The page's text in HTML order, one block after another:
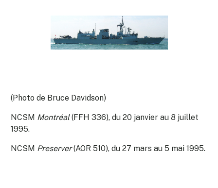
(Photo de Bruce Davidson)
NCSM Montréal(FFH 336), du 20 janvier au 8 juillet
1995.
NCSM Preserver(AOR 510), du 27 mars au 5 mai 1995.